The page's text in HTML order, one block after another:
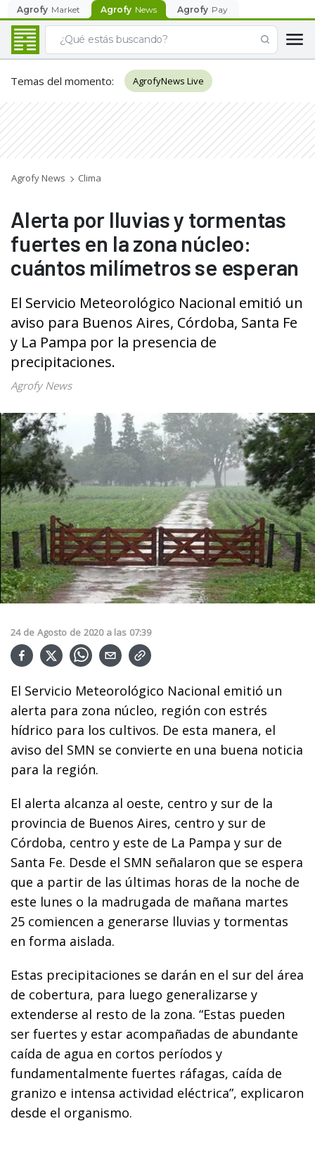
Agrofy Market Agrofy News Agrofy Pay
Temas del momento: AgrofyNews Live
Agrofy News Clima
Alerta por lluvias y tormentas
fuertes en la zona núcleo:
cuántos milímetros se esperan
El Servicio Meteorológico Nacional emitió un
aviso para Buenos Aires, Córdoba, Santa Fe
y La Pampa por la presencia de
precipitaciones.
Agrofy News
24 de Agosto de 2020 a las 07:39
El Servicio Meteorológico Nacional emitió un
alerta para zona núcleo, región con estrés
hídrico para los cultivos. De esta manera, el
aviso del SMN se convierte en una buena noticia
para la región.
El alerta alcanza al oeste, centro y sur de la
provincia de Buenos Aires, centro y sur de
Córdoba, centro y este de La Pampa y sur de
Santa Fe. Desde el SMN señalaron que se espera
que a partir de las últimas horas de la noche de
este lunes o la madrugada de mañana martes
25 comiencen a generarse lluvias y tormentas
en forma aislada.
Estas precipitaciones se darán en el sur del área
de cobertura, para luego generalizarse y
extenderse al resto de la zona. “Estas pueden
ser fuertes y estar acompañadas de abundante
caída de agua en cortos períodos y
fundamentalmente fuertes ráfagas, caída de
granizo e intensa actividad eléctrica”, explicaron
desde el organismo.